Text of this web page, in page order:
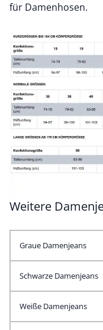
für Damenhosen.
Weitere
Graue Damenjeans
Schwarze Damenjeans
Weiße Damenjeans